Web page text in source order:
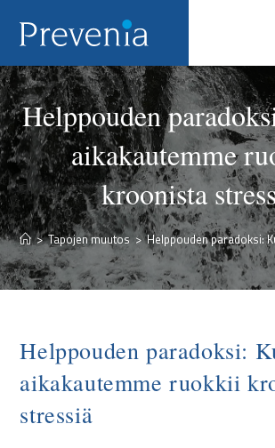
Helppouden
aikakautemme
kroonista
> Tapojen muutos > Helppouden paradoksi:
Helppouden paradoksi:
aikakautemme ruokkii
stressiä